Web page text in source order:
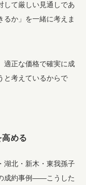
して厳しい見通しであ
るか」を一緒に考えま
適正な価格で確実に成
と考えているからで
める
湖北・新木・東我孫子
成約事例——こうした